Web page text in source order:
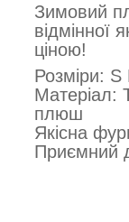
Зимовий
відмінної
ціною!
Розміри: S
Матеріал:
плюш
Якісна
Приємний